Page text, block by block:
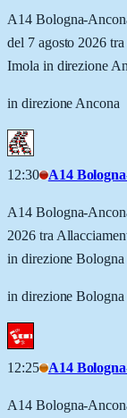
A14 Bologna-
del 7 agosto 2026
Imola in direzione
in direzione Ancona
12:30 A14
A14 Bologna-
2026 tra
in direzione Bologna
in direzione Bologna
12:25 A14
A14 Bologna-